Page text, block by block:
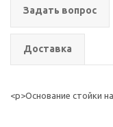
Задать вопрос
Доставка
<p>Основание стойки